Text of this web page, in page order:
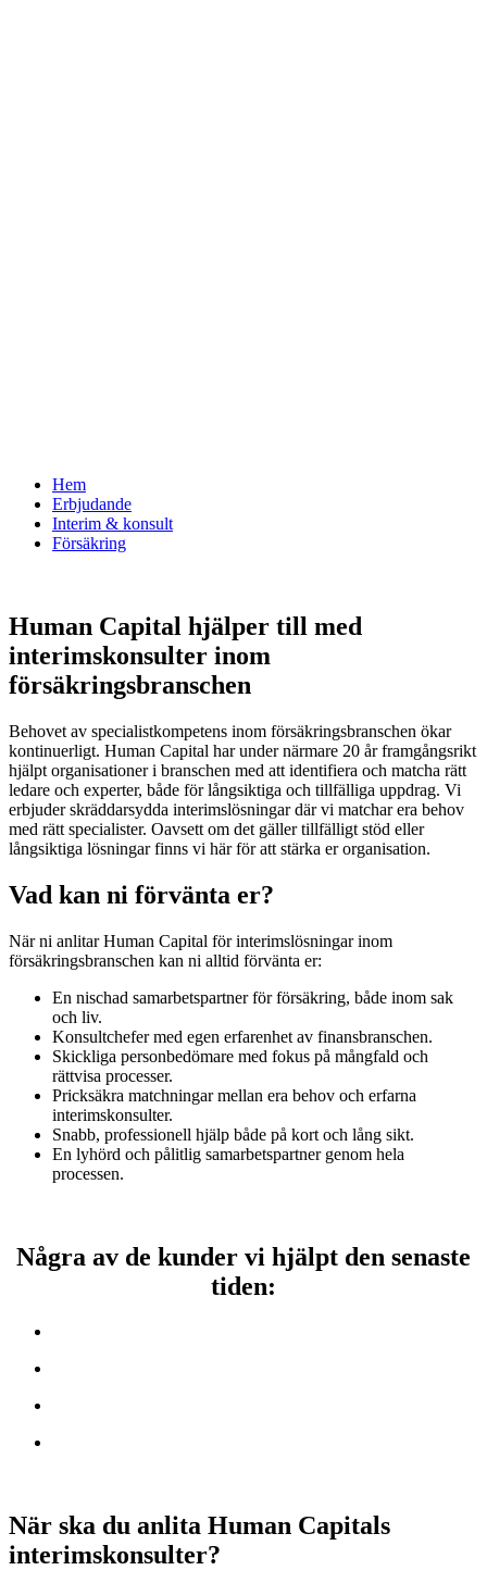
Hem
Erbjudande
Interim & konsult
Försäkring
Human Capital hjälper till med
interimskonsulter inom
försäkringsbranschen
Behovet av specialistkompetens inom försäkringsbranschen ökar
kontinuerligt. Human Capital har under närmare 20 år framgångsrikt
hjälpt organisationer i branschen med att identifiera och matcha rätt
ledare och experter, både för långsiktiga och tillfälliga uppdrag. Vi
erbjuder skräddarsydda interimslösningar där vi matchar era behov
med rätt specialister. Oavsett om det gäller tillfälligt stöd eller
långsiktiga lösningar finns vi här för att stärka er organisation.
Vad kan ni förvänta er?
När ni anlitar Human Capital för interimslösningar inom
försäkringsbranschen kan ni alltid förvänta er:
En nischad samarbetspartner för försäkring, både inom sak
och liv.
Konsultchefer med egen erfarenhet av finansbranschen.
Skickliga personbedömare med fokus på mångfald och
rättvisa processer.
Pricksäkra matchningar mellan era behov och erfarna
interimskonsulter.
Snabb, professionell hjälp både på kort och lång sikt.
En lyhörd och pålitlig samarbetspartner genom hela
processen.
Några av de kunder vi hjälpt den senaste
tiden:
När ska du anlita Human Capitals
interimskonsulter?